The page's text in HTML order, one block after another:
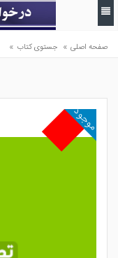
صفحه اصلی » جستوی کتاب »
موجود